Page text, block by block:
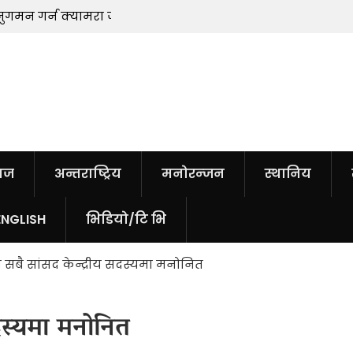
जडान
अन्तराष्ट्रिय मनोरन्जन स्थानिय
भिडियो/टि भि
सबै सांसद केन्द्रीय सदस्यमा मनोनित
मनोनित